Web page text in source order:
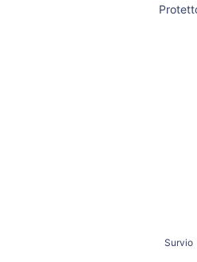
Survio